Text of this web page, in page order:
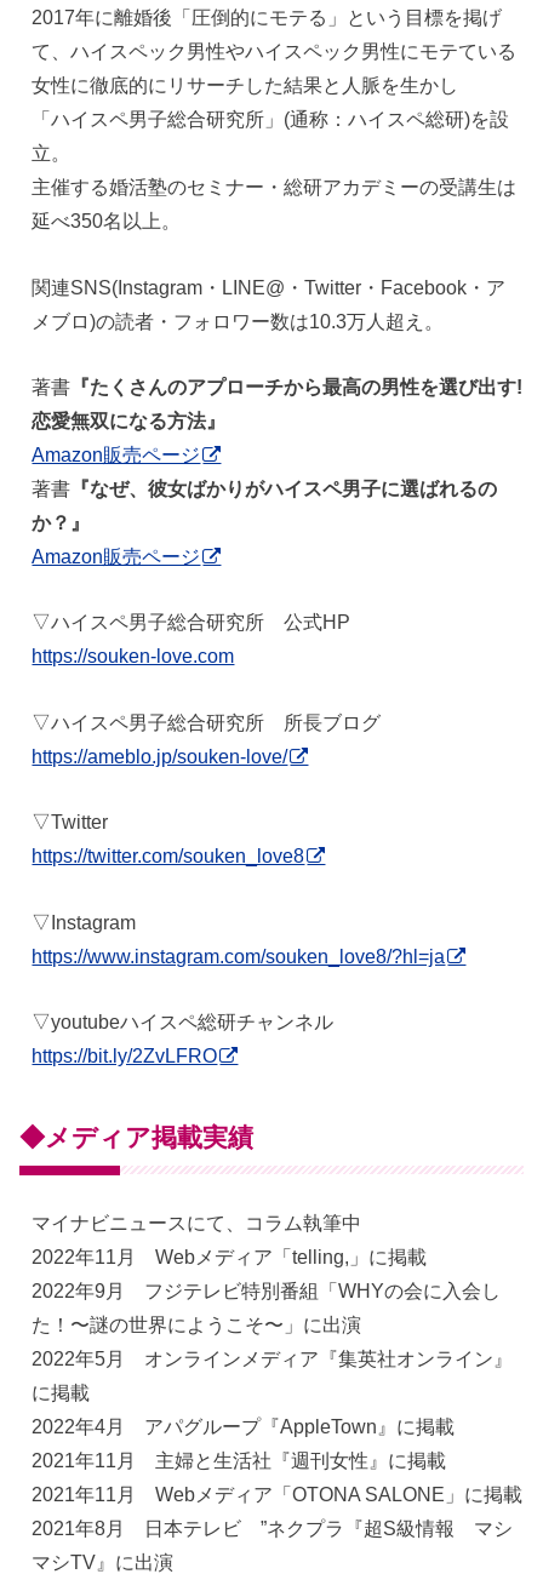
2017年に離婚後「圧倒的にモテる」という目標を掲げ
て、ハイスペック男性やハイスペック男性にモテている
女性に徹底的にリサーチした結果と人脈を生かし
「ハイスペ男子総合研究所」(通称：ハイスペ総研)を設
立。
主催する婚活塾のセミナー・総研アカデミーの受講生は
延べ350名以上。
関連SNS(Instagram・LINE@・Twitter・Facebook・ア
メブロ)の読者・フォロワー数は10.3万人超え。
著書 『たくさんのアプローチから最高の男性を選び出す!
恋愛無双になる方法』
Amazon販売ページ
著書 『なぜ、彼女ばかりがハイスペ男子に選ばれるの
か？』
Amazon販売ページ
▽ハイスペ男子総合研究所 公式HP
https://souken-love.com
▽ハイスペ男子総合研究所 所長ブログ
https://ameblo.jp/souken-love/
▽Twitter
https://twitter.com/souken_love8
▽Instagram
https://www.instagram.com/souken_love8/?hl=ja
▽youtubeハイスペ総研チャンネル
https://bit.ly/2ZvLFRO
◆メディア掲載実績
マイナビニュースにて、コラム執筆中
2022年11月 Webメディア「telling,」に掲載
2022年9月 フジテレビ特別番組「WHYの会に入会し
た！〜謎の世界にようこそ〜」に出演
2022年5月 オンラインメディア『集英社オンライン』
に掲載
2022年4月 アパグループ『AppleTown』に掲載
2021年11月 主婦と生活社『週刊女性』に掲載
2021年11月 Webメディア「OTONA SALONE」に掲載
2021年8月 日本テレビ ”ネクプラ『超S級情報 マシ
マシTV』に出演